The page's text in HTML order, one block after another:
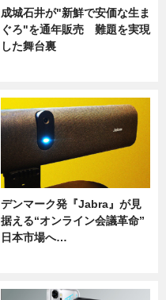
成城石井が"新鮮で安価な生ま
ぐろ"を通年販売 難題を実現
した舞台裏
デンマーク発『Jabra』が見
据える“オンライン会議革命”
日本市場へ…